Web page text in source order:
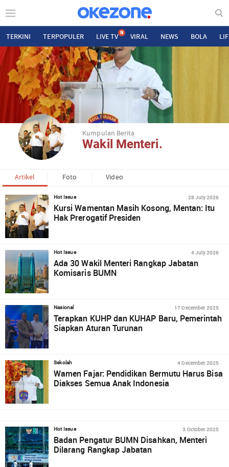
TERKINI TERPOPULER LIVE TV N VIRAL NEWS BOLA
Kumpulan Berita
Wakil Menteri.
Artikel Foto Video
Hot Issue 28 July 2026
Kursi Wamentan Masih Kosong, Mentan: Itu
Hak Prerogatif Presiden
Hot Issue 4 July 2026
Ada 30 Wakil Menteri Rangkap Jabatan
Komisaris BUMN
Nasional 17 December 2025
Terapkan KUHP dan KUHAP Baru, Pemerintah
Siapkan Aturan Turunan
Sekolah 4 December 2025
Wamen Fajar: Pendidikan Bermutu Harus Bisa
Diakses Semua Anak Indonesia
Hot Issue 3 October 2025
Badan Pengatur BUMN Disahkan, Menteri
Dilarang Rangkap Jabatan